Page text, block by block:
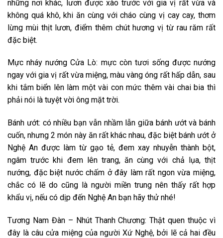
những nơi khác, lươn được xào trước với gia vị rất vừa và
không quá khô, khi ăn cùng với cháo cùng vị cay cay, thơm
lừng mùi thịt lươn, điểm thêm chút hương vị từ rau răm rất
đặc biệt.
Mực nháy nướng Cửa Lò: mực còn tươi sống được nướng
ngay với gia vị rất vừa miệng, màu vàng óng rất hấp dẫn, sau
khi tắm biển lên làm một vài con mức thêm vài chai bia thì
phải nói là tuyệt vời ông mặt trời.
Bánh ướt: có nhiều bạn vẫn nhầm lẫn giữa bánh ướt và bánh
cuốn, nhưng 2 món này ăn rất khác nhau, đặc biệt bánh ướt ở
Nghệ An được làm từ gạo tẻ, đem xay nhuyễn thành bột,
ngâm trước khi đem lên trang, ăn cùng với chả lụa, thịt
nướng, đặc biệt nước chấm ở đây làm rất ngon vừa miệng,
chắc có lẽ do cũng là người miền trung nên thấy rất hợp
khẩu vị, nếu có dịp đến Nghệ An bạn hãy thử nhé!
Tương Nam Đàn – Nhút Thanh Chương: Thật quen thuộc vì
đây là câu cửa miệng của người Xứ Nghệ, bởi lẽ cả hai đều